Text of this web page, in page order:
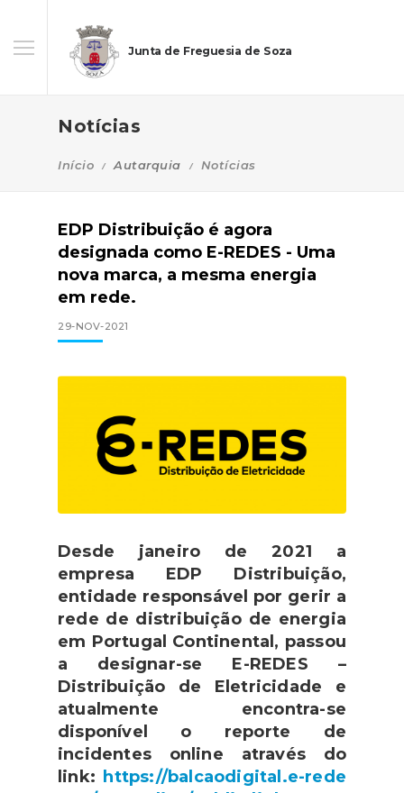
Junta de Freguesia de Soza
Notícias
Início Autarquia Notícias
EDP Distribuição é agora
designada como E-REDES - Uma
nova marca, a mesma energia
em rede.
29-NOV-2021
Desde janeiro de 2021 a
empresa EDP Distribuição,
entidade responsável por gerir a
rede de distribuição de energia
em Portugal Continental, passou
a designar-se E-REDES –
Distribuição de Eletricidade e
atualmente encontra-se
disponível o reporte de
incidentes online através do
link: https://balcaodigital.e-rede